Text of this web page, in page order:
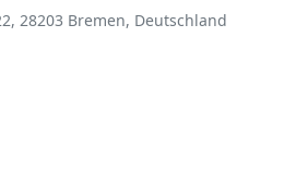
28203 Bremen, Deutschland